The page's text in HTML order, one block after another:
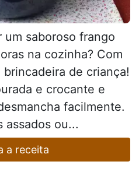
um saboroso frango
na cozinha? Com
de criança!
e crocante e
facilmente.
assados ou...
a receita